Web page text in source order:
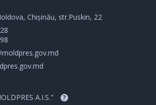
Chișinău, str.Puskin, 22
A.I.S." ?